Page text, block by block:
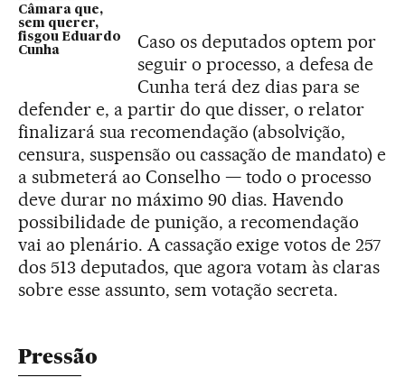
Câmara que,
sem querer,
fisgou Eduardo
Cunha
Caso os deputados optem por
seguir o processo, a defesa de
Cunha terá dez dias para se
defender e, a partir do que disser, o relator
finalizará sua recomendação (absolvição,
censura, suspensão ou cassação de mandato) e
a submeterá ao Conselho — todo o processo
deve durar no máximo 90 dias. Havendo
possibilidade de punição, a recomendação
vai ao plenário. A cassação exige votos de 257
dos 513 deputados, que agora votam às claras
sobre esse assunto, sem votação secreta.
Pressão